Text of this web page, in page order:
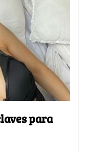
para